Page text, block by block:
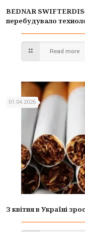
BEDNAR
перебудувало
Read more
01.04.2026
З квітня в Україні